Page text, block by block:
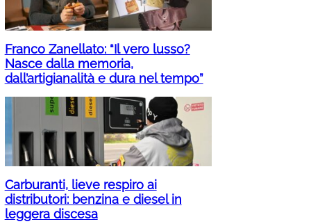
Franco Zanellato: “Il vero lusso?
Nasce dalla memoria,
dall’artigianalità e dura nel tempo”
Carburanti, lieve respiro ai
distributori: benzina e diesel in
leggera discesa